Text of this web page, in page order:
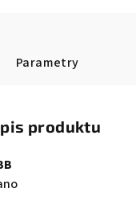
Parametry
produktu